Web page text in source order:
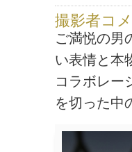
撮影者コ
ご満悦の男
い表情と本
コラボレー
を切った中